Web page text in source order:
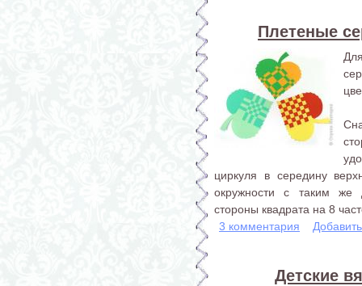
Плетеные
циркуля в середину
окружности с таким
стороны квадрата на 8
3 комментария
Детские